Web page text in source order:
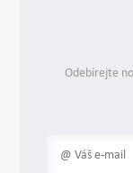
Odebírejte